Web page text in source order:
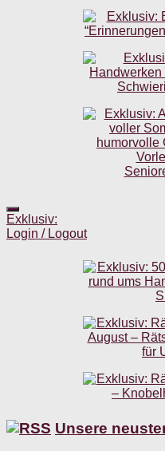
Exklusiv:
Login / Logout
Unsere